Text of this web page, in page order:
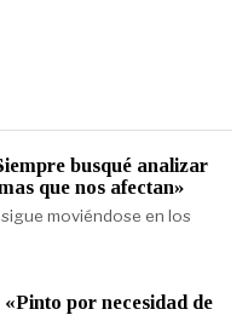
busqué analizar
que nos afectan»
moviéndose en los
por necesidad de